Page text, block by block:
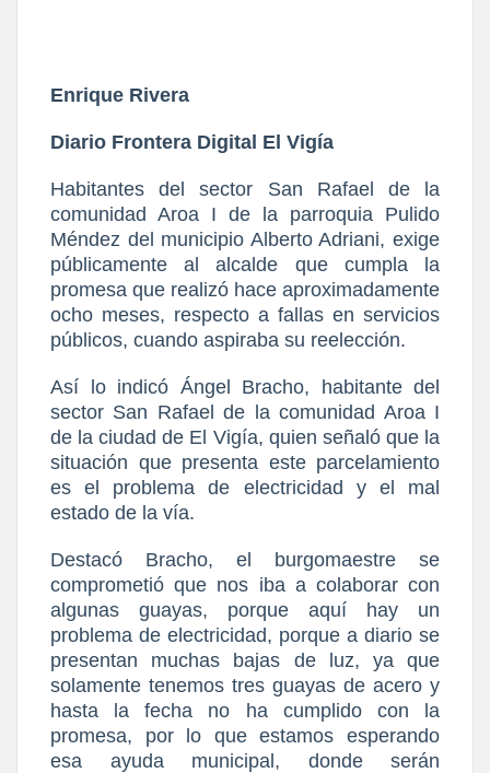
Enrique Rivera
Diario Frontera Digital El Vigía
Habitantes del sector San Rafael de la
comunidad Aroa I de la parroquia Pulido
Méndez del municipio Alberto Adriani, exige
públicamente al alcalde que cumpla la
promesa que realizó hace aproximadamente
ocho meses, respecto a fallas en servicios
públicos, cuando aspiraba su reelección.
Así lo indicó Ángel Bracho, habitante del
sector San Rafael de la comunidad Aroa I
de la ciudad de El Vigía, quien señaló que la
situación que presenta este parcelamiento
es el problema de electricidad y el mal
estado de la vía.
Destacó Bracho, el burgomaestre se
comprometió que nos iba a colaborar con
algunas guayas, porque aquí hay un
problema de electricidad, porque a diario se
presentan muchas bajas de luz, ya que
solamente tenemos tres guayas de acero y
hasta la fecha no ha cumplido con la
promesa, por lo que estamos esperando
esa ayuda municipal, donde serán